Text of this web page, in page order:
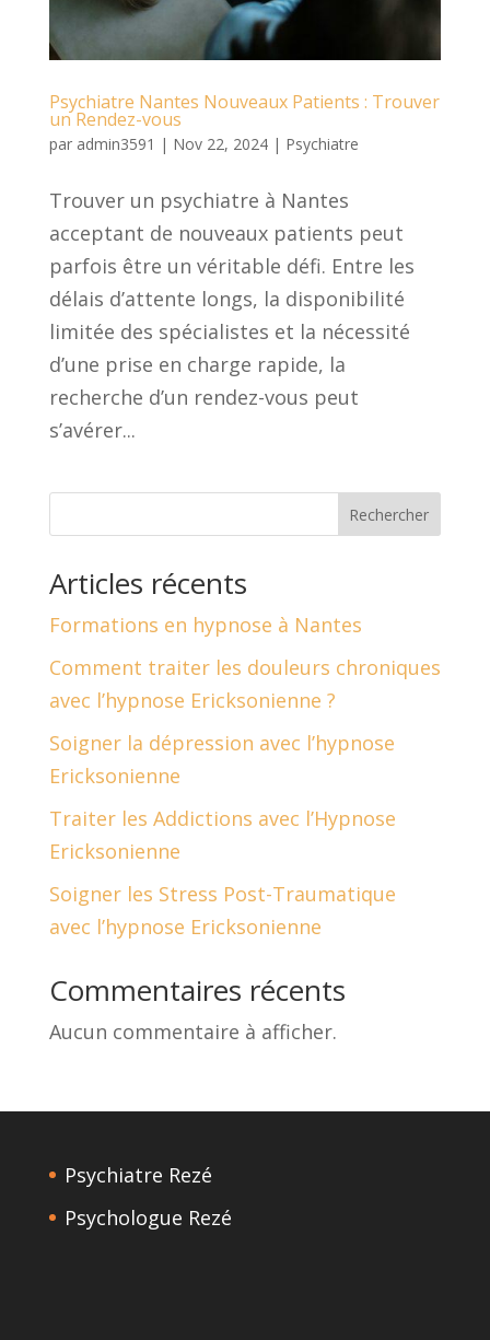
Psychiatre Nantes Nouveaux Patients : Trouver
un Rendez-vous
par admin3591 | Nov 22, 2024| Psychiatre
Trouver un psychiatre à Nantes
acceptant de nouveaux patients peut
parfois être un véritable défi. Entre les
délais d’attente longs, la disponibilité
limitée des spécialistes et la nécessité
d’une prise en charge rapide, la
recherche d’un rendez-vous peut
s’avérer...
Rechercher
Articles récents
Formations en hypnose à Nantes
Comment traiter les douleurs chroniques
avec l’hypnose Ericksonienne ?
Soigner la dépression avec l’hypnose
Ericksonienne
Traiter les Addictions avec l’Hypnose
Ericksonienne
Soigner les Stress Post-Traumatique
avec l’hypnose Ericksonienne
Commentaires récents
Aucun commentaire à afficher.
Psychiatre Rezé
Psychologue Rezé